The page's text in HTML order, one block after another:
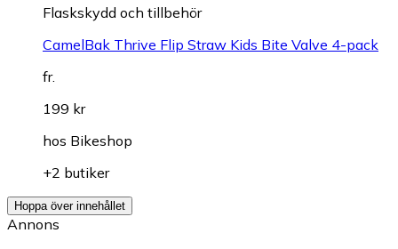
Flaskskydd och tillbehör
CamelBak Thrive Flip Straw Kids Bite Valve 4-pack
fr.
199 kr
hos Bikeshop
+2 butiker
Hoppa över innehållet
Annons